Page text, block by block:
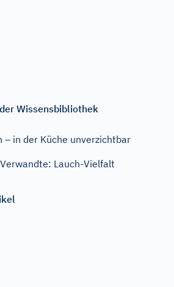
Wissensbibliothek
– in der Küche unverzichtbar
Lauch-Vielfalt